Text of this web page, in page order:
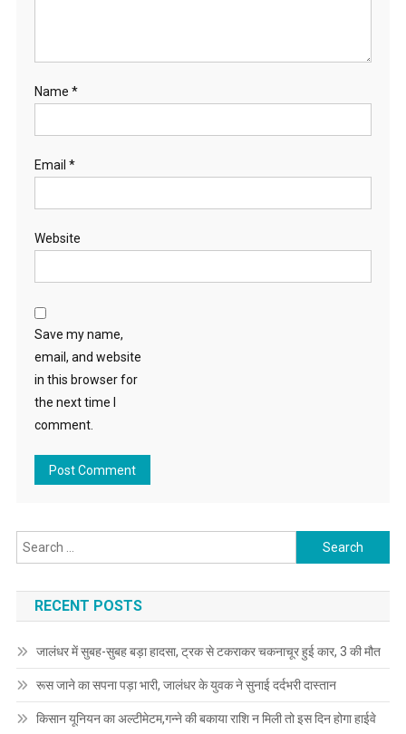
Name *
Email *
Website
Save my name,
email, and website
in this browser for
the next time I
comment.
Search for:
RECENT POSTS
जालंधर में सुबह-सुबह बड़ा हादसा, ट्रक से टकराकर चकनाचूर हुई कार, 3 की मौत
रूस जाने का सपना पड़ा भारी, जालंधर के युवक ने सुनाई दर्दभरी दास्तान
किसान यूनियन का अल्टीमेटम,गन्ने की बकाया राशि न मिली तो इस दिन होगा हाईवे